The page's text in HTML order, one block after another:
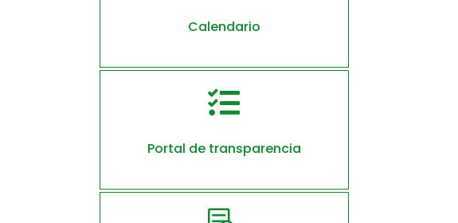
Calendario

Portal de transparencia